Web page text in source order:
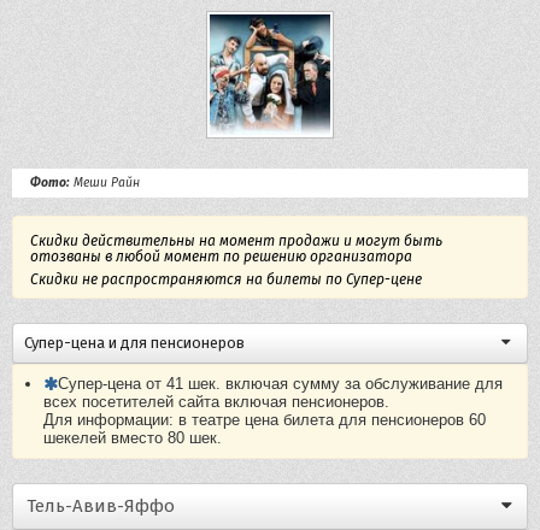
Фото: Меши Райн
Скидки действительны на момент продажи и могут быть
отозваны в любой момент по решению организатора
Скидки не распространяются на билеты по Супер-цене
Супер-цена и для пенсионеров
Супер-цена от 41 шек. включая сумму за обслуживание для
всех посетителей сайта включая пенсионеров.
Для информации: в театре цена билета для пенсионеров 60
шекелей вместо 80 шек.
Тель-Авив-Яффо